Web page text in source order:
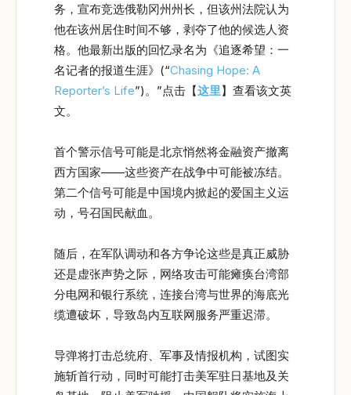
务，宣布竞选俄勒冈州州长，但该州法院认为
他在该州居住时间不够，剥夺了他的候选人资
格。他最新出版的回忆录名为《追逐希望：一
名记者的报道生涯》(“Chasing Hope: A
Reporter’s Life”)。”点击【这里】查看该文英
文。
首个警示信号可能是北京悄然将金融资产撤离
西方国家——这些资产在战争中可能被冻结。
第二个信号可能是中国境内掀起的爱国主义运
动，号召国民献血。
随后，在军队调动和各方争论这些是真正威胁
还是虚张声势之际，网络攻击可能瘫痪台湾部
分电网和银行系统，连接台湾与世界的海底光
缆遭破坏，导致岛内互联网服务严重迟滞。
导弹将打击总统府、军事及情报机构，试图实
施斩首行动，同时可能打击美军驻日基地及关